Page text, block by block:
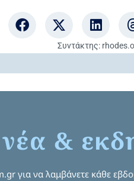
Συντάκτης:
νέα &
για να λαμβάνετε κάθε